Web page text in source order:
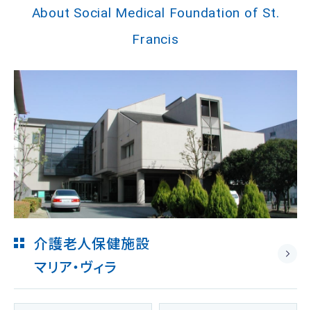
About Social Medical Foundation of St.
Francis
介護老人保健施設
マリア・ヴィラ